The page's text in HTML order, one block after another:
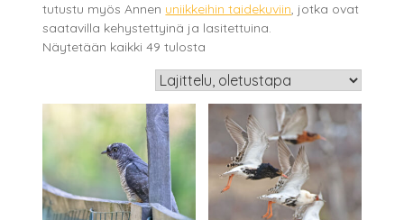
tutustu myös Annen uniikkeihin taidekuviin, jotka ovat
saatavilla kehystettyinä ja lasitettuina.
Näytetään kaikki 49 tulosta